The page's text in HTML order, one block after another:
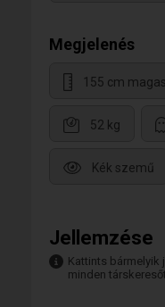
Megjelenés
155 cm magas
52 kg
Kék szemű
Jellemzése
Kattints bármelyik
minden